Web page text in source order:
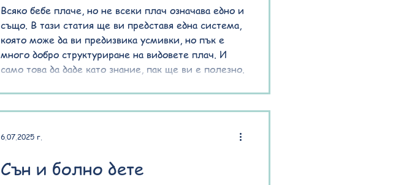
Всяко бебе плаче, но не всеки плач означава едно и
също. В тази статия ще ви представя една система,
която може да ви предизвика усмивки, но пък е
много добро структуриране на видовете плач. И
само това да даде като знание, пак ще ви е полезно.
която е разработена от австралийката Присила
Дънстан. Тя години наред е изследвала езика на
живота си всички бебета използват определени
Сън и болно дете
6.07.2025 г.